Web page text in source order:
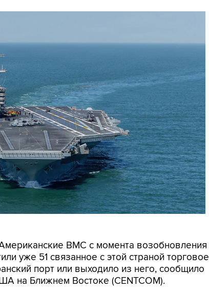
Американские ВМС с момента возобновления
уже 51 связанное с этой страной торговое
порт или выходило из него, сообщило
на Ближнем Востоке (CENTCOM).